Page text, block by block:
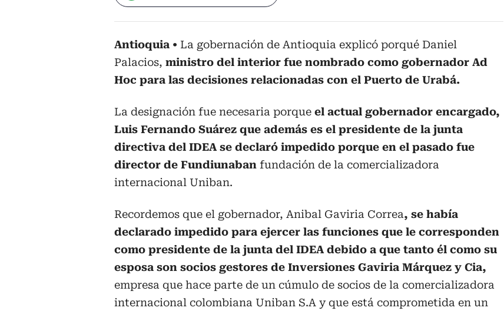
Antioquia
La gobernación de Antioquia explicó porqué Daniel
Palacios, ministro del interior fue nombrado como gobernador Ad
Hoc para las decisiones relacionadas con el Puerto de Urabá.
La designación fue necesaria porque el actual gobernador encargado,
Luis Fernando Suárez que además es el presidente de la junta
directiva del IDEA se declaró impedido porque en el pasado fue
director de Fundiunaban fundación de la comercializadora
internacional Uniban.
Recordemos que el gobernador, Anibal Gaviria Correa, se había
declarado impedido para ejercer las funciones que le corresponden
como presidente de la junta del IDEA debido a que tanto él como su
esposa son socios gestores de Inversiones Gaviria Márquez y Cia,
empresa que hace parte de un cúmulo de socios de la comercializadora
internacional colombiana Uniban S.A y que está comprometida en un